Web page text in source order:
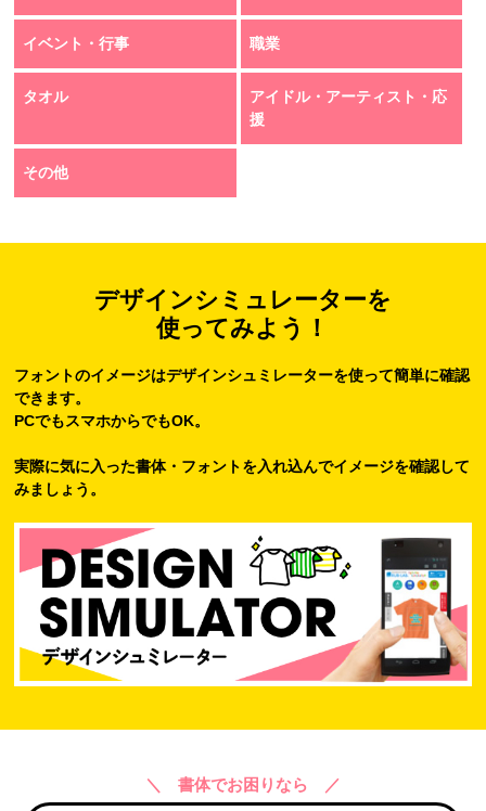
イベント・行事 職業
タオル
アイドル・アーティスト・応
援
その他
デザインシミュレーターを
使ってみよう！
フォントのイメージはデザインシュミレーターを使って簡単に確認
できます。
PCでもスマホからでもOK。
実際に気に入った書体・フォントを入れ込んでイメージを確認して
みましょう。
＼ 書体でお困りなら ／